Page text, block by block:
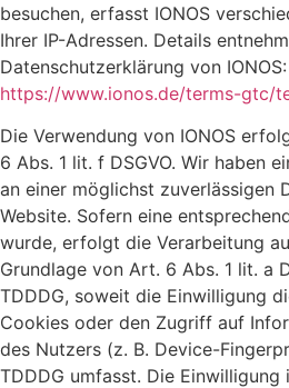
besuchen, erfasst IONOS
Ihrer IP-Adressen. Details
Datenschutzerklärung von IONOS:
https://www.ionos.de/terms-gtc/
Die Verwendung von IONOS
6 Abs. 1 lit. f DSGVO. Wir haben
an einer möglichst zuverlässigen
Website. Sofern eine
wurde, erfolgt die Verarbeitung
Grundlage von Art. 6 Abs. 1 lit. a
TDDDG, soweit die Einwilligung
Cookies oder den Zugriff auf
des Nutzers (z. B. Device-
TDDDG umfasst. Die